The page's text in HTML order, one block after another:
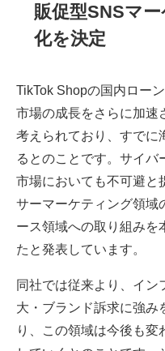
販促型SNSマ
化を決定
TikTok Shopの国内ロー
市場の成長をさらに加速
考えられており、すでに
るとのことです。サイバ
市場においても不可避と
サーマーケティング領域
ース領域への取り組みを
たと発表しています。
同社では従来より、イン
大・ブランド訴求に強み
り、この領域は今後も